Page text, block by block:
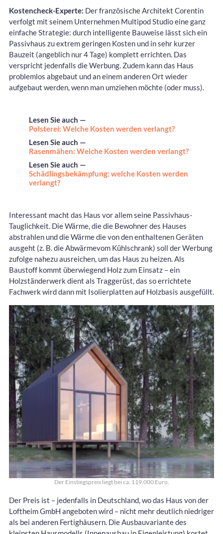
Kostencheck-Experte: Der französische Architekt Corentin
verfolgt mit seinem Unternehmen Multipod Studio eine ganz
einfache Strategie: durch intelligente Bauweise lässt sich ein
Passivhaus zu extrem geringen Kosten und in sehr kurzer
Bauzeit (angeblich nur 4 Tage) komplett errichten. Das
verspricht jedenfalls die Werbung. Zudem kann das Haus
problemlos abgebaut und an einem anderen Ort wieder
aufgebaut werden, wenn man umziehen möchte (oder muss).
Lesen Sie auch —
Polsterei: Welche Kosten werden verlangt?
Lesen Sie auch —
Rasenmähen: Welche Kosten werden verlangt?
Lesen Sie auch —
Schädlingsbekämpfung: welche Kosten werden
verlangt?
Interessant macht das Haus vor allem seine Passivhaus-
Tauglichkeit. Die Wärme, die die Bewohner des Hauses
abstrahlen und die Wärme die von den enthaltenen Geräten
ausgeht (z. B. die Abwärmevom Kühlschrank) soll der Werbung
zufolge nahezu ausreichen, um das Haus zu heizen. Als
Baustoff kommt überwiegend Holz zum Einsatz – ein
Holzständerwerk dient als Traggerüst, das so errichtete
Fachwerk wird dann mit Isolierplatten auf Holzbasis ausgefüllt.
Der Einstiegspreis liegt bei ca. 119.000 Euro.
Der Preis ist – jedenfalls in Deutschland, wo das Haus von der
Loftheim GmbH angeboten wird – nicht mehr deutlich niedriger
als bei anderen Fertighäusern. Die Ausbauvariante des